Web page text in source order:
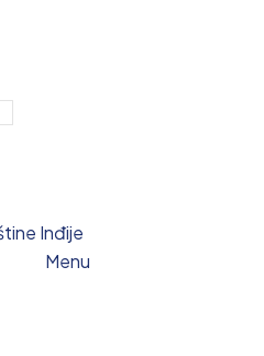
Menu